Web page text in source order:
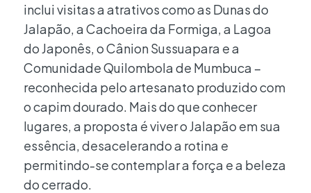
inclui visitas a atrativos como as Dunas do
Jalapão, a Cachoeira da Formiga, a Lagoa
do Japonês, o Cânion Sussuapara e a
Comunidade Quilombola de Mumbuca –
reconhecida pelo artesanato produzido com
o capim dourado. Mais do que conhecer
lugares, a proposta é viver o Jalapão em sua
essência, desacelerando a rotina e
permitindo-se contemplar a força e a beleza
do cerrado.